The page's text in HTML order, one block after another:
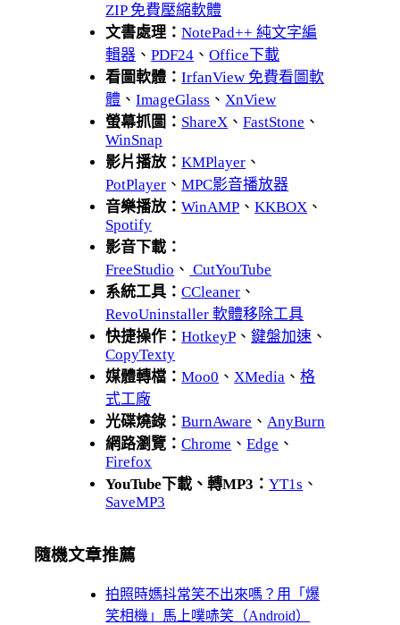
ZIP 免費壓縮軟體
文書處理：NotePad++ 純文字編
輯器 、PDF24 、Office下載
看圖軟體：IrfanView 免費看圖軟
體 、ImageGlass 、 XnView
螢幕抓圖： ShareX 、FastStone 、
WinSnap
影片播放：KMPlayer 、
PotPlayer 、MPC影音播放器
音樂播放：WinAMP 、KKBOX 、
Spotify
影音下載：
FreeStudio 、 CutYouTube
系統工具：CCleaner 、
RevoUninstaller 軟體移除工具
快捷操作：HotkeyP 、鍵盤加速 、
CopyTexty
媒體轉檔：Moo0 、 XMedia 、格
式工廠
光碟燒錄：BurnAware 、 AnyBurn
網路瀏覽：Chrome 、Edge 、
Firefox
YouTube下載、轉MP3：YT1s 、
SaveMP3
隨機文章推薦
拍照時媽抖常笑不出來嗎？用「爆
笑相機」馬上噗哧笑（Android）